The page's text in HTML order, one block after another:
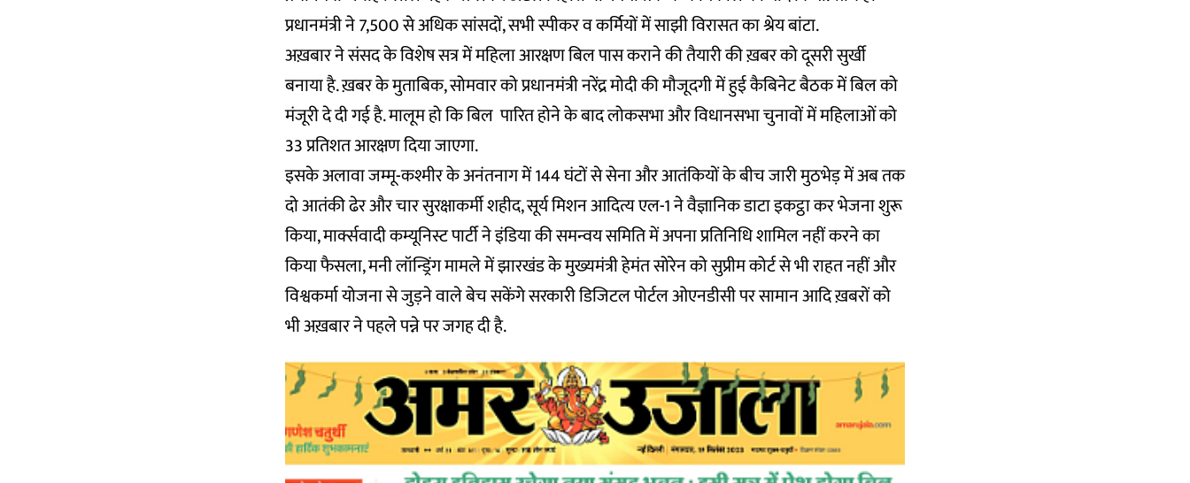
प्रधानमंत्री ने 7,500 से अधिक सांसदों, सभी स्पीकर व कर्मियों में साझी विरासत का श्रेय बांटा.
अख़बार ने संसद के विशेष सत्र में महिला आरक्षण बिल पास कराने की तैयारी की ख़बर को दूसरी सुर्खी
बनाया है. ख़बर के मुताबिक, सोमवार को प्रधानमंत्री नरेंद्र मोदी की मौजूदगी में हुई कैबिनेट बैठक में बिल को
मंजूरी दे दी गई है. मालूम हो कि बिल पारित होने के बाद लोकसभा और विधानसभा चुनावों में महिलाओं को
33 प्रतिशत आरक्षण दिया जाएगा.
इसके अलावा जम्मू-कश्मीर के अनंतनाग में 144 घंटों से सेना और आतंकियों के बीच जारी मुठभेड़ में अब तक
दो आतंकी ढेर और चार सुरक्षाकर्मी शहीद, सूर्य मिशन आदित्य एल-1 ने वैज्ञानिक डाटा इकट्ठा कर भेजना शुरू
किया, मार्क्सवादी कम्यूनिस्ट पार्टी ने इंडिया की समन्वय समिति में अपना प्रतिनिधि शामिल नहीं करने का
किया फैसला, मनी लॉन्ड्रिंग मामले में झारखंड के मुख्यमंत्री हेमंत सोरेन को सुप्रीम कोर्ट से भी राहत नहीं और
विश्वकर्मा योजना से जुड़ने वाले बेच सकेंगे सरकारी डिजिटल पोर्टल ओएनडीसी पर सामान आदि ख़बरों को
भी अख़बार ने पहले पन्ने पर जगह दी है.